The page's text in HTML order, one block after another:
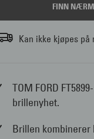
FINN
Kan ikke kjøpes på
TOM FORD
brillenyhet.
Brillen kombinerer